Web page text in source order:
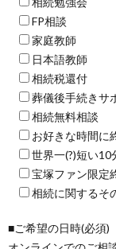
FP相談
家庭教師
日本語教師
相続税還付
葬儀後手続きサ
相続無料相談
お好きな時間に
世界一(?)短い10
宝塚ファン限定
相続に関するそ
■ご希望の日時(必須)